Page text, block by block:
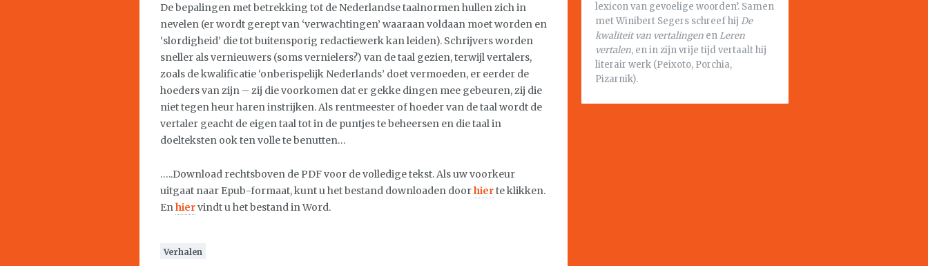
De bepalingen met betrekking tot de Nederlandse taalnormen hullen zich in
nevelen (er wordt gerept van ‘verwachtingen’ waaraan voldaan moet worden en
‘slordigheid’ die tot buitensporig redactiewerk kan leiden). Schrijvers worden
sneller als vernieuwers (soms vernielers?) van de taal gezien, terwijl vertalers,
zoals de kwalificatie ‘onberispelijk Nederlands’ doet vermoeden, er eerder de
hoeders van zijn – zij die voorkomen dat er gekke dingen mee gebeuren, zij die
niet tegen heur haren instrijken. Als rentmeester of hoeder van de taal wordt de
vertaler geacht de eigen taal tot in de puntjes te beheersen en die taal in
doelteksten ook ten volle te benutten…
…..Download rechtsboven de PDF voor de volledige tekst. Als uw voorkeur
uitgaat naar Epub-formaat, kunt u het bestand downloaden doorhierte klikken.
Enhiervindt u het bestand in Word.
Verhalen
lexicon van gevoelige woorden’. Samen
met Winibert Segers schreef hij De
kwaliteit van vertalingen enLeren
vertalen, en in zijn vrije tijd vertaalt hij
literair werk (Peixoto, Porchia,
Pizarnik).